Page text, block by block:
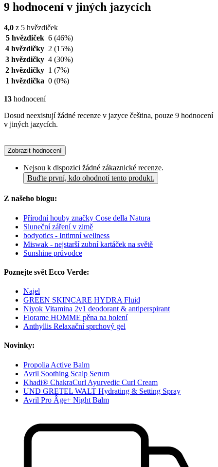
9 hodnocení v jiných jazycích
4,0 z 5 hvězdiček
5 hvězdiček 6 (46%)
4 hvězdičky 2 (15%)
3 hvězdičky 4 (30%)
2 hvězdičky 1 (7%)
1 hvězdička 0 (0%)
13 hodnocení
Dosud neexistují žádné recenze v jazyce čeština, pouze 9 hodnocení
v jiných jazycích.
Zobrazit hodnocení
Nejsou k dispozici žádné zákaznické recenze.
Buďte první, kdo ohodnotí tento produkt.
Z našeho blogu:
Přírodní houby značky Cose della Natura
Sluneční záření v zimě
bodyotics - Intimní wellness
Miswak - nejstarší zubní kartáček na světě
Sunshine průvodce
Poznejte svět Ecco Verde:
Najel
GREEN SKINCARE HYDRA Fluid
Niyok Vitamina 2v1 deodorant & antiperspirant
Florame HOMME pěna na holení
Anthyllis Relaxační sprchový gel
Novinky:
Propolia Active Balm
Avril Soothing Scalp Serum
Khadi® ChakraCurl Ayurvedic Curl Cream
UND GRETEL WALT Hydrating & Setting Spray
Avril Pro Âge+ Night Balm